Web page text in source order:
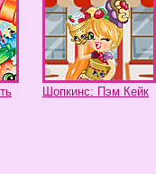
Шопкинс: Пэм Кейк